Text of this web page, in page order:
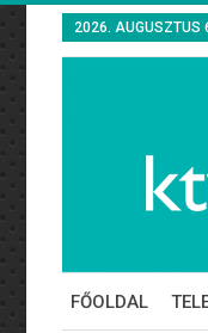
2026. AUGUSZTUS
FŐOLDAL